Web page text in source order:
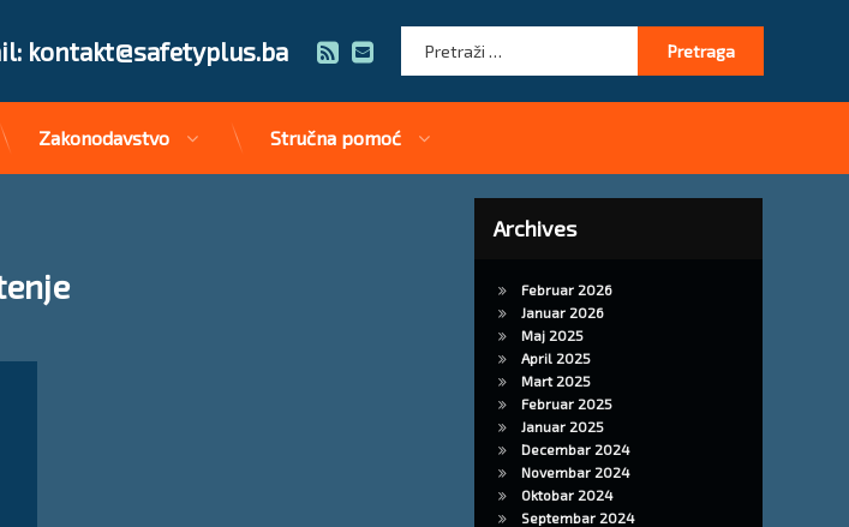
kontakt@safetyplus.ba RSSE-mail
Pretraga:
Zakonodavstvo Stručna pomoć
Archives
Februar 2026
Januar 2026
Maj 2025
April 2025
Mart 2025
Februar 2025
Januar 2025
Decembar 2024
Novembar 2024
Oktobar 2024
Septembar 2024